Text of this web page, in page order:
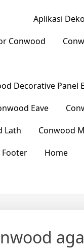
Aplikasi
Conwood
Decorative Panel
Eave
Lath
Conwood
Footer
Home